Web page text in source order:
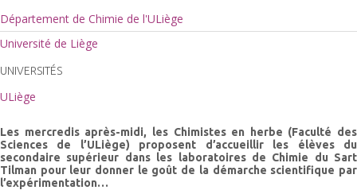
Département de Chimie de l'ULiège
Université de Liège
UNIVERSITÉS
ULiège
Les mercredis après-midi, les Chimistes en herbe (Faculté des
Sciences de l’ULiège) proposent d’accueillir les élèves du
secondaire supérieur dans les laboratoires de Chimie du Sart
Tilman pour leur donner le goût de la démarche scientifique par
l’expérimentation…